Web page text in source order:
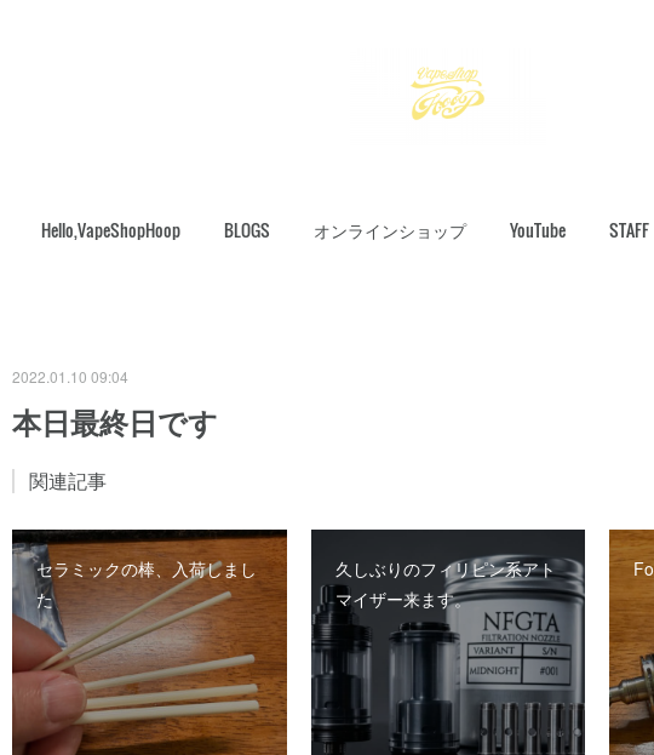
Hello,VapeShopHoop BLOGS オンラインショップ YouTube STAFF
2022.01.10 09:04
本日最終日です
関連記事
セラミックの棒、入荷しまし
た
久しぶりのフィリピン系アト
マイザー来ます。